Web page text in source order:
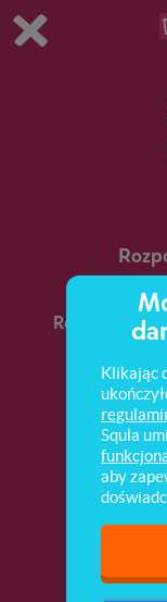
Grasz
Klikając
Squla
aby